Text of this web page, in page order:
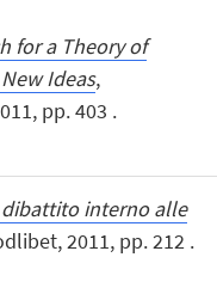
for a Theory of
Ideas,
pp. 403 .
interno alle
2011, pp. 212 .